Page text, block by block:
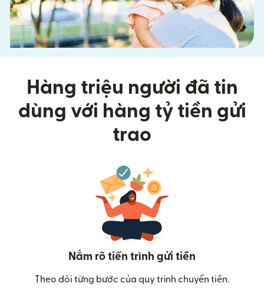
Hàng triệu người đã tin
dùng với hàng tỷ tiền gửi
trao
Nắm rõ tiến trình gửi tiền
Theo dõi từng bước của quy trình chuyển tiền.